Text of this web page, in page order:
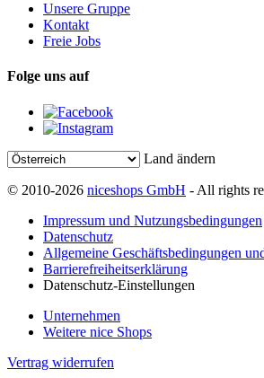
Unsere Gruppe
Kontakt
Freie Jobs
Folge uns auf
Land ändern
© 2010-2026 niceshops GmbH - All rights
Impressum und Nutzungsbedingungen
Datenschutz
Allgemeine Geschäftsbedingungen
Barrierefreiheitserklärung
Datenschutz-Einstellungen
Unternehmen
Weitere nice Shops
Vertrag widerrufen